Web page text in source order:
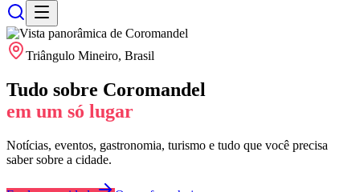
Triângulo Mineiro, Brasil
Tudo sobre Coromandel
em um só lugar
Notícias, eventos, gastronomia, turismo e tudo que você precisa
saber sobre a cidade.